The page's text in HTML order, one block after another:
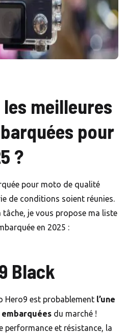
meilleures
pour
?
pour moto de qualité
de conditions soient réunies.
je vous propose ma liste
en 2025 :
Black
Hero9 est probablement l’une
du marché !
performance et résistance, la